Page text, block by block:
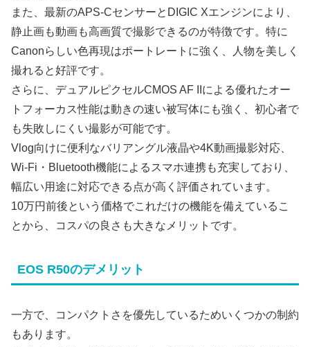
また、最新のAPS-CセンサーとDIGIC Xエンジンにより、
静止画も動画も高画質で撮影できるのが特徴です。特に
Canonらしい色再現はポートレートに強く、人物を美しく
撮れると好評です。
さらに、デュアルピクセルCMOS AF IIによる優れたオー
トフォーカス性能は動きの速い被写体にも強く、初心者で
も失敗しにくい撮影が可能です。
Vlog向けに便利なバリアングル液晶や4K動画撮影対応、
Wi-Fi・Bluetooth機能によるスマホ連携も充実しており、
幅広い用途に対応できる点が高く評価されています。
10万円前後という価格でこれだけの機能を備えているこ
とから、コスパの良さも大きなメリットです。
EOS R50のデメリット
一方で、コンパクトさを優先しているためいくつかの制約
もあります。